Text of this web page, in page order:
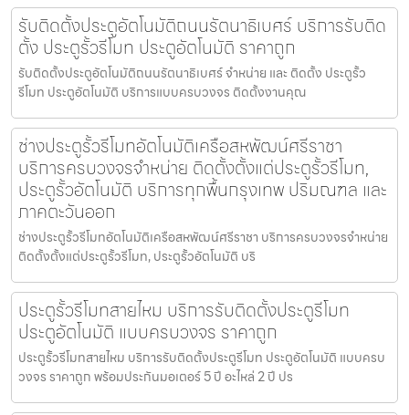
รับติดตั้งประตูอัตโนมัติถนนรัตนาธิเบศร์ บริการรับติด
ตั้ง ประตูรั้วรีโมท ประตูอัตโนมัติ ราคาถูก
รับติดตั้งประตูอัตโนมัติถนนรัตนาธิเบศร์ จำหน่าย และ ติดตั้ง ประตูรั้ว
รีโมท ประตูอัตโนมัติ บริการแบบครบวงจร ติดตั้งงานคุณ
ช่างประตูรั้วรีโมทอัตโนมัติเครือสหพัฒน์ศรีราชา
บริการครบวงจรจำหน่าย ติดตั้งตั้งแต่ประตูรั้วรีโมท,
ประตูรั้วอัตโนมัติ บริการทุกพื้นกรุงเทพ ปริมณฑล และ
ภาคตะวันออก
ช่างประตูรั้วรีโมทอัตโนมัติเครือสหพัฒน์ศรีราชา บริการครบวงจรจำหน่าย
ติดตั้งตั้งแต่ประตูรั้วรีโมท, ประตูรั้วอัตโนมัติ บริ
ประตูรั้วรีโมทสายไหม บริการรับติดตั้งประตูรีโมท
ประตูอัตโนมัติ แบบครบวงจร ราคาถูก
ประตูรั้วรีโมทสายไหม บริการรับติดตั้งประตูรีโมท ประตูอัตโนมัติ แบบครบ
วงจร ราคาถูก พร้อมประกันมอเตอร์ 5 ปี อะไหล่ 2 ปี ปร